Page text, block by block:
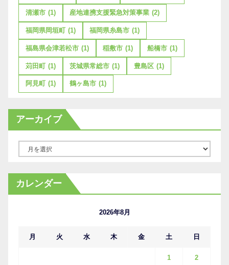
清瀬市 (1) 産地連携支援緊急対策事業 (2)
福岡県岡垣町 (1) 福岡県糸島市 (1)
福島県会津若松市 (1) 稲敷市 (1) 船橋市 (1)
苅田町 (1) 茨城県常総市 (1) 豊島区 (1)
阿見町 (1) 鶴ヶ島市 (1)
アーカイブ
カ
イ
カレンダー
2026年8月
月 火 水 木 金 土 日
1 2